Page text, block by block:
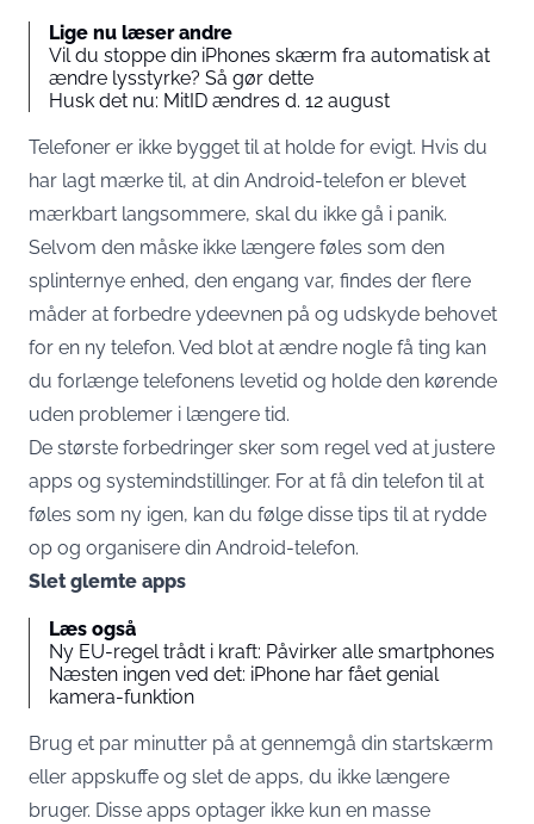
Lige nu læser andre
Vil du stoppe din iPhones skærm fra automatisk at
ændre lysstyrke? Så gør dette
Husk det nu: MitID ændres d. 12 august
Telefoner er ikke bygget til at holde for evigt. Hvis du
har lagt mærke til, at din Android-telefon er blevet
mærkbart langsommere, skal du ikke gå i panik.
Selvom den måske ikke længere føles som den
splinternye enhed, den engang var, findes der flere
måder at forbedre ydeevnen på og udskyde behovet
for en ny telefon. Ved blot at ændre nogle få ting kan
du forlænge telefonens levetid og holde den kørende
uden problemer i længere tid.
De største forbedringer sker som regel ved at justere
apps og systemindstillinger. For at få din telefon til at
føles som ny igen, kan du følge disse tips til at rydde
op og organisere din Android-telefon.
Slet glemte apps
Læs også
Ny EU-regel trådt i kraft: Påvirker alle smartphones
Næsten ingen ved det: iPhone har fået genial
kamera-funktion
Brug et par minutter på at gennemgå din startskærm
eller appskuffe og slet de apps, du ikke længere
bruger. Disse apps optager ikke kun en masse